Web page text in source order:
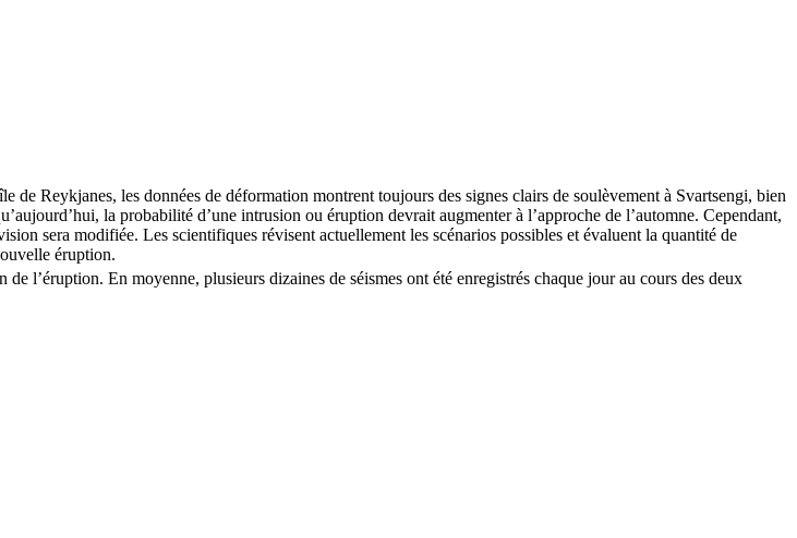
Reykjanes, les données de déformation montrent toujours des signes clairs de soulèvement à Svartsengi, bien
la probabilité d’une intrusion ou éruption devrait augmenter à l’approche de l’automne. Cependant,
sera modifiée. Les scientifiques révisent actuellement les scénarios possibles et évaluent la quantité de
éruption.
l’éruption. En moyenne, plusieurs dizaines de séismes ont été enregistrés chaque jour au cours des deux